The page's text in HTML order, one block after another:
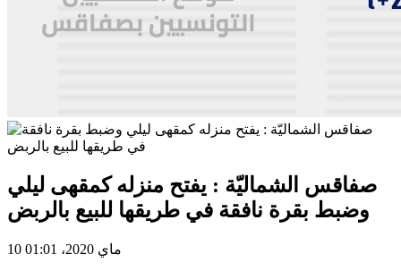
صفاقس الشماليّة : يفتح منزله كمقهى ليلي
وضبط بقرة نافقة في طريقها للبيع بالربض
10 ماي 2020، 01:01